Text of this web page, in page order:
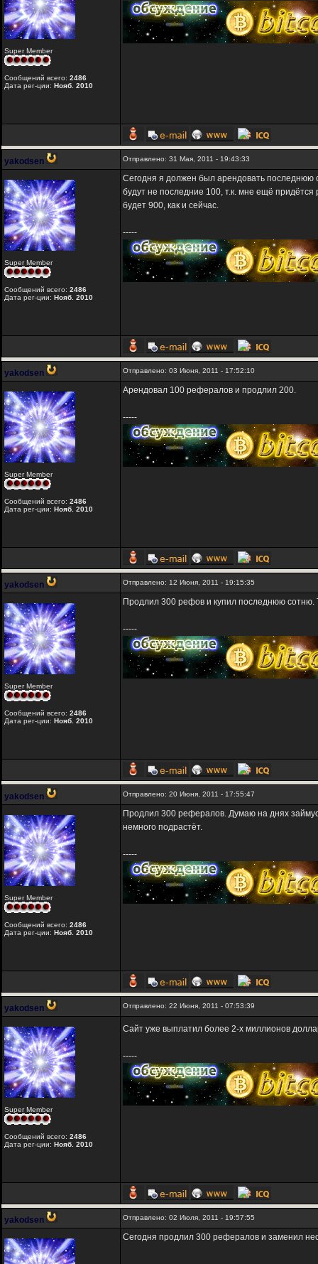
Super Member
Сообщений всего: 2486
Дата рег-ции: Нояб. 2010
yakodsen Отправлено: 31 Мая, 2011 - 19:43:33
Super Member
Сообщений всего: 2486
Дата рег-ции: Нояб. 2010
Сегодня я должен был арендовать последнюю
будут не последние 100, т.к. мне ещё придётся
будет 900, как и сейчас.
-----
yakodsen Отправлено: 03 Июня, 2011 - 17:52:10
Super Member
Сообщений всего: 2486
Дата рег-ции: Нояб. 2010
Арендовал 100 рефералов и продлил 200.
-----
yakodsen Отправлено: 12 Июня, 2011 - 19:15:35
Super Member
Сообщений всего: 2486
Дата рег-ции: Нояб. 2010
Продлил 300 рефов и купил последнюю
-----
yakodsen Отправлено: 20 Июня, 2011 - 17:55:47
Super Member
Сообщений всего: 2486
Дата рег-ции: Нояб. 2010
Продлил 300 рефералов. Думаю на днях
немного подрастёт.
-----
yakodsen Отправлено: 22 Июня, 2011 - 07:53:39
Super Member
Сообщений всего: 2486
Дата рег-ции: Нояб. 2010
Сайт уже выплатил более 2-х миллионов
-----
yakodsen Отправлено: 02 Июля, 2011 - 19:57:55
Сегодня продлил 300 рефералов и заменил